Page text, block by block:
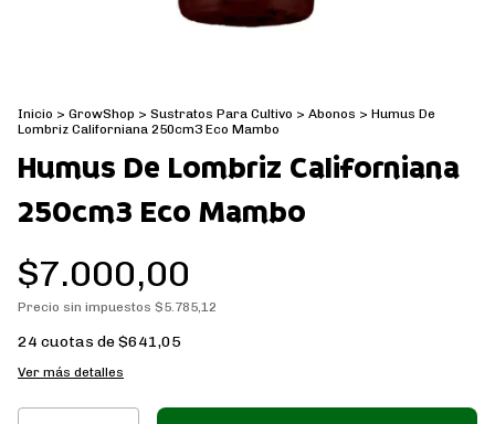
Inicio > GrowShop > Sustratos Para Cultivo > Abonos > Humus De
Lombriz Californiana 250cm3 Eco Mambo
Humus De Lombriz Californiana
250cm3 Eco Mambo
$7.000,00
Precio sin impuestos $5.785,12
24 cuotas de$641,05
Ver más detalles